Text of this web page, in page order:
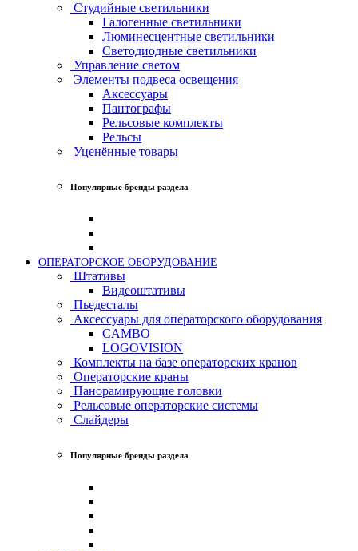
Студийные светильники
Галогенные светильники
Люминесцентные светильники
Светодиодные светильники
Управление светом
Элементы подвеса освещения
Аксессуары
Пантографы
Рельсовые комплекты
Рельсы
Уценённые товары
Популярные бренды раздела
ОПЕРАТОРСКОЕ ОБОРУДОВАНИЕ
Штативы
Видеоштативы
Пьедесталы
Аксессуары для операторского оборудования
CAMBO
LOGOVISION
Комплекты на базе операторских кранов
Операторские краны
Панорамирующие головки
Рельсовые операторские системы
Слайдеры
Популярные бренды раздела